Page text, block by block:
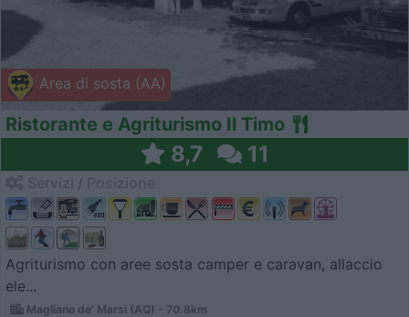
Area di sosta (AA)
Ristorante e Agriturismo Il Timo
8,7 11
Agriturismo con aree sosta camper e caravan, allaccio
ele...
Magliano de' Marsi (AQ) - 70.8km